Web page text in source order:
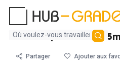
Aucun
trouvé
Bureau privatif de
Partager Ajouter aux